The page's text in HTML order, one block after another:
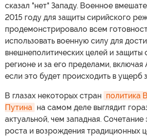
сказал "нет" Западу. Военное
2015 году для защиты сирийского
продемонстрировало всем
использовать военную силу для
внешнеполитических целей и защиты
регионе и за его пределами,
если это будет происходить в ущерб
В глазах некоторых стран политика
Путина на самом деле выглядит
актуальной, чем западная.
роста и возрождения традиционных